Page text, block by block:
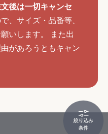
絞り込み
条件
文後は一切キャンセ
、サイズ・品番等、
いします。 また出
があろうともキャン